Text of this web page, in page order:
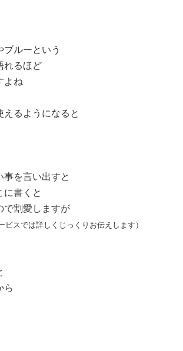
ルーという
れるほど
よね
えるようになると
事を言い出すと
に書くと
で割愛しますが
ビスでは詳しくじっくりお伝えします）
ら